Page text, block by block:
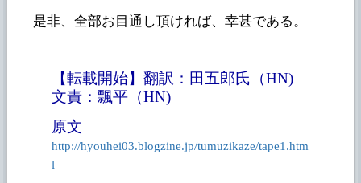
是非、全部お目通し頂ければ、幸甚である。
【転載開始】翻訳：田五郎氏（HN)
文責：飄平（HN)
原文
http://hyouhei03.blogzine.jp/tumuzikaze/tape1.htm
l